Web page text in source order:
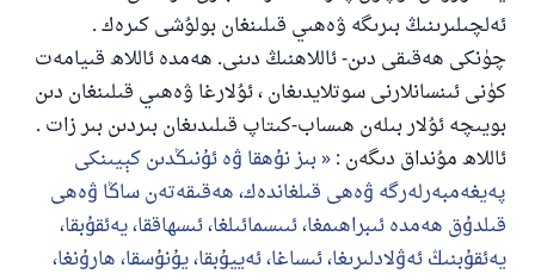
ئەلچىلىرىنىڭ بىرىگە ۋەھىي قىلىنغان بولۇشى كىرەك .
چۈنكى ھەقىقى دىن- ئاللاھنىڭ دىنى. ھەمدە ئاللاھ قىيامەت
كۈنى ئىنسانلارنى سوتلايدىغان ، ئۇلارغا ۋەھىي قىلىنغان دىن
بويىچە ئۇلار بىلەن ھىساب-كىتاپ قىلىدىغان بىردىن بىر زات .
ئاللاھ مۇنداق دىگەن : ﺑﯩﺰ ﻧﯘﻫﻘﺎ ﯞﻩ ﺋﯘﻧﯩﯖﺪﯨﻦ ﻛﯧﻴﯩﻨﻜﻰ
ﭘﻪﻳﻐﻪﻣﺒﻪﺭﻟﻪﺭﮔﻪ ﯞﻩﻫﻰ ﻗﯩﻠﻐﺎﻧﺪﻩﻙ، ﻫﻪﻗﯩﻘﻪﺗﻪﻥ ﺳﺎﯕﺎ ﯞﻩﻫﻰ
ﻗﯩﻠﺪﯗﻕ ﻫﻪﻣﺪﻩ ﺋﯩﺒﺮﺍﻫﯩﻤﻐﺎ، ﺋﯩﯩﺴﻤﺎﺋﯩﻠﻐﺎ، ﺋﯩﺴﻬﺎﻗﻘﺎ، ﻳﻪﺋﻘﯘﺑﻘﺎ،
ﻳﻪﺋﻘﯘﺑﻨﯩﯔ ﺋﻪﯞﻻﺩﻟﯩﺮﯨﻐﺎ، ﺋﯩﺴﺎﻏﺎ، ﺋﻪﻳﻴﯘﺑﻘﺎ، ﻳﯘﻧﯘﺳﻘﺎ، ﻫﺎﺭﯗﻧﻐﺎ،